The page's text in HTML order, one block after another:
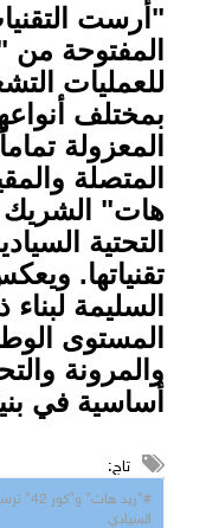
"أرست
المفتوحة من
للعمليات
بمختلف
المعزولة
المتصلة
هات" الشريك
التحتية
تقنياتها.
السليمة
المستوى
والمرونة
أساسية في
تاج:
#"ريد
السيادي